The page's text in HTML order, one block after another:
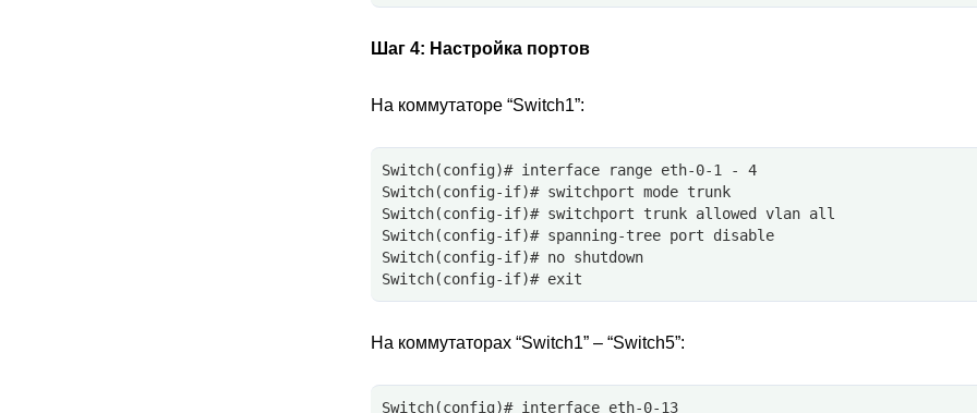
Шаг 4: Настройка портов
На коммутаторе “Switch1”:
Switch(config)# interface range eth-0-1 - 4
Switch(config-if)# switchport mode trunk
Switch(config-if)# switchport trunk allowed vlan all
Switch(config-if)# spanning-tree port disable
Switch(config-if)# no shutdown
Switch(config-if)# exit
На коммутаторах “Switch1” – “Switch5”:
Switch(config)# interface eth-0-13